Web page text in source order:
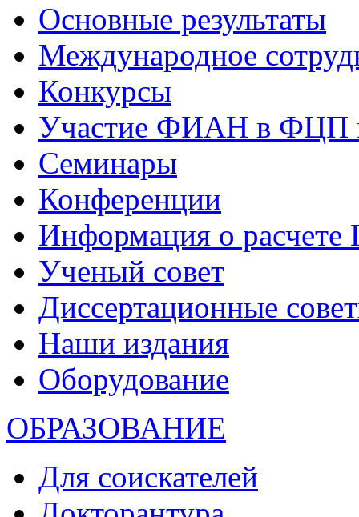
Основные результаты
Международное
Конкурсы
Участие ФИАН в ФЦП
Семинары
Конференции
Информация о
Ученый совет
Диссертационные
Наши издания
Оборудование
ОБРАЗОВАНИЕ
Для соискателей